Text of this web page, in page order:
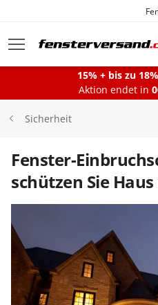
Zum
Balkontüren
Terrassentüren
Haustüren
15% + bis zu
Aktion endet in
Sicherheit
Fenster-
schützen Sie